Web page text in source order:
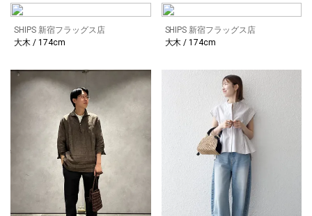
SHIPS 新宿フラッグス店
大木 / 174cm
SHIPS 新宿フラッグス店
大木 / 174cm